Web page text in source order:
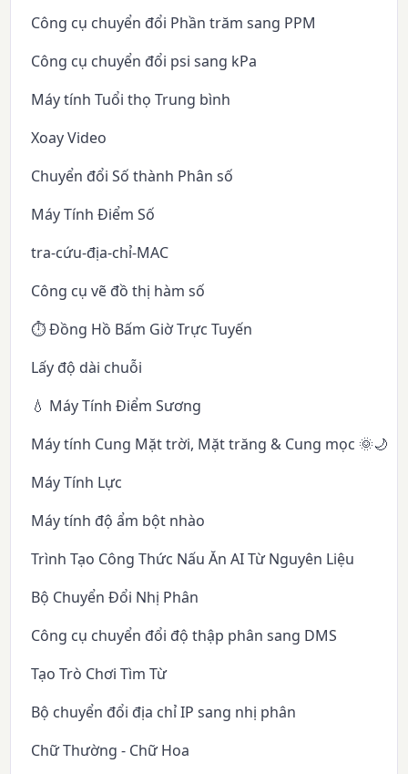
Công cụ chuyển đổi Phần trăm sang PPM
Công cụ chuyển đổi psi sang kPa
Máy tính Tuổi thọ Trung bình
Xoay Video
Chuyển đổi Số thành Phân số
Máy Tính Điểm Số
tra-cứu-địa-chỉ-MAC
Công cụ vẽ đồ thị hàm số
⏱️ Đồng Hồ Bấm Giờ Trực Tuyến
Lấy độ dài chuỗi
💧 Máy Tính Điểm Sương
Máy tính Cung Mặt trời, Mặt trăng & Cung mọc 🌞🌙✨
Máy Tính Lực
Máy tính độ ẩm bột nhào
Trình Tạo Công Thức Nấu Ăn AI Từ Nguyên Liệu
Bộ Chuyển Đổi Nhị Phân
Công cụ chuyển đổi độ thập phân sang DMS
Tạo Trò Chơi Tìm Từ
Bộ chuyển đổi địa chỉ IP sang nhị phân
Chữ Thường - Chữ Hoa